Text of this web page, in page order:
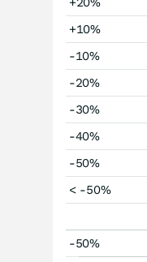
+10%
-10%
-20%
-30%
-40%
-50%
< -50%
-50%